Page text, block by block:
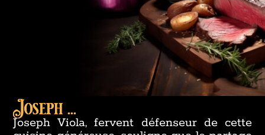
Joseph ...
Joseph Viola, fervent défenseur de cette